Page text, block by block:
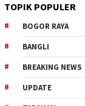
TOPIK POPULER
BOGOR RAYA
BANGLI
BREAKING NEWS
UPDATE